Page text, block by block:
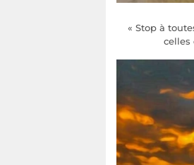
« Stop à
celles